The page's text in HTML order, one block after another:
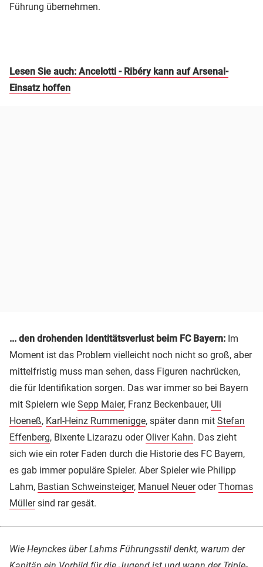
Führung übernehmen.
Lesen Sie auch: Ancelotti - Ribéry kann auf Arsenal-
Einsatz hoffen
... den drohenden Identitätsverlust beim FC Bayern: Im
Moment ist das Problem vielleicht noch nicht so groß, aber
mittelfristig muss man sehen, dass Figuren nachrücken,
die für Identifikation sorgen. Das war immer so bei Bayern
mit Spielern wie Sepp Maier, Franz Beckenbauer, Uli
Hoeneß, Karl-Heinz Rummenigge, später dann mit Stefan
Effenberg, Bixente Lizarazu oder Oliver Kahn. Das zieht
sich wie ein roter Faden durch die Historie des FC Bayern,
es gab immer populäre Spieler. Aber Spieler wie Philipp
Lahm, Bastian Schweinsteiger, Manuel NeueroderThomas
Müllersind rar gesät.
Wie Heynckes über Lahms Führungsstil denkt, warum der